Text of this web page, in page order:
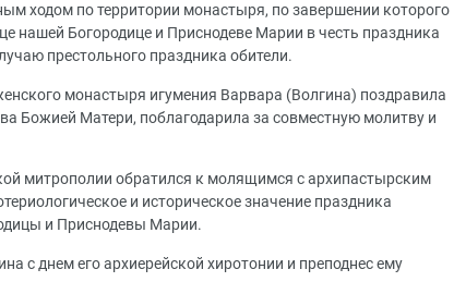
ходом по территории монастыря, по завершении которого
нашей Богородице и Приснодеве Марии в честь праздника
престольного праздника обители.
монастыря игумения Варвара (Волгина) поздравила
Божией Матери, поблагодарила за совместную молитву и
митрополии обратился к молящимся с архипастырским
и историческое значение праздника
и Приснодевы Марии.
с днем его архиерейской хиротонии и преподнес ему